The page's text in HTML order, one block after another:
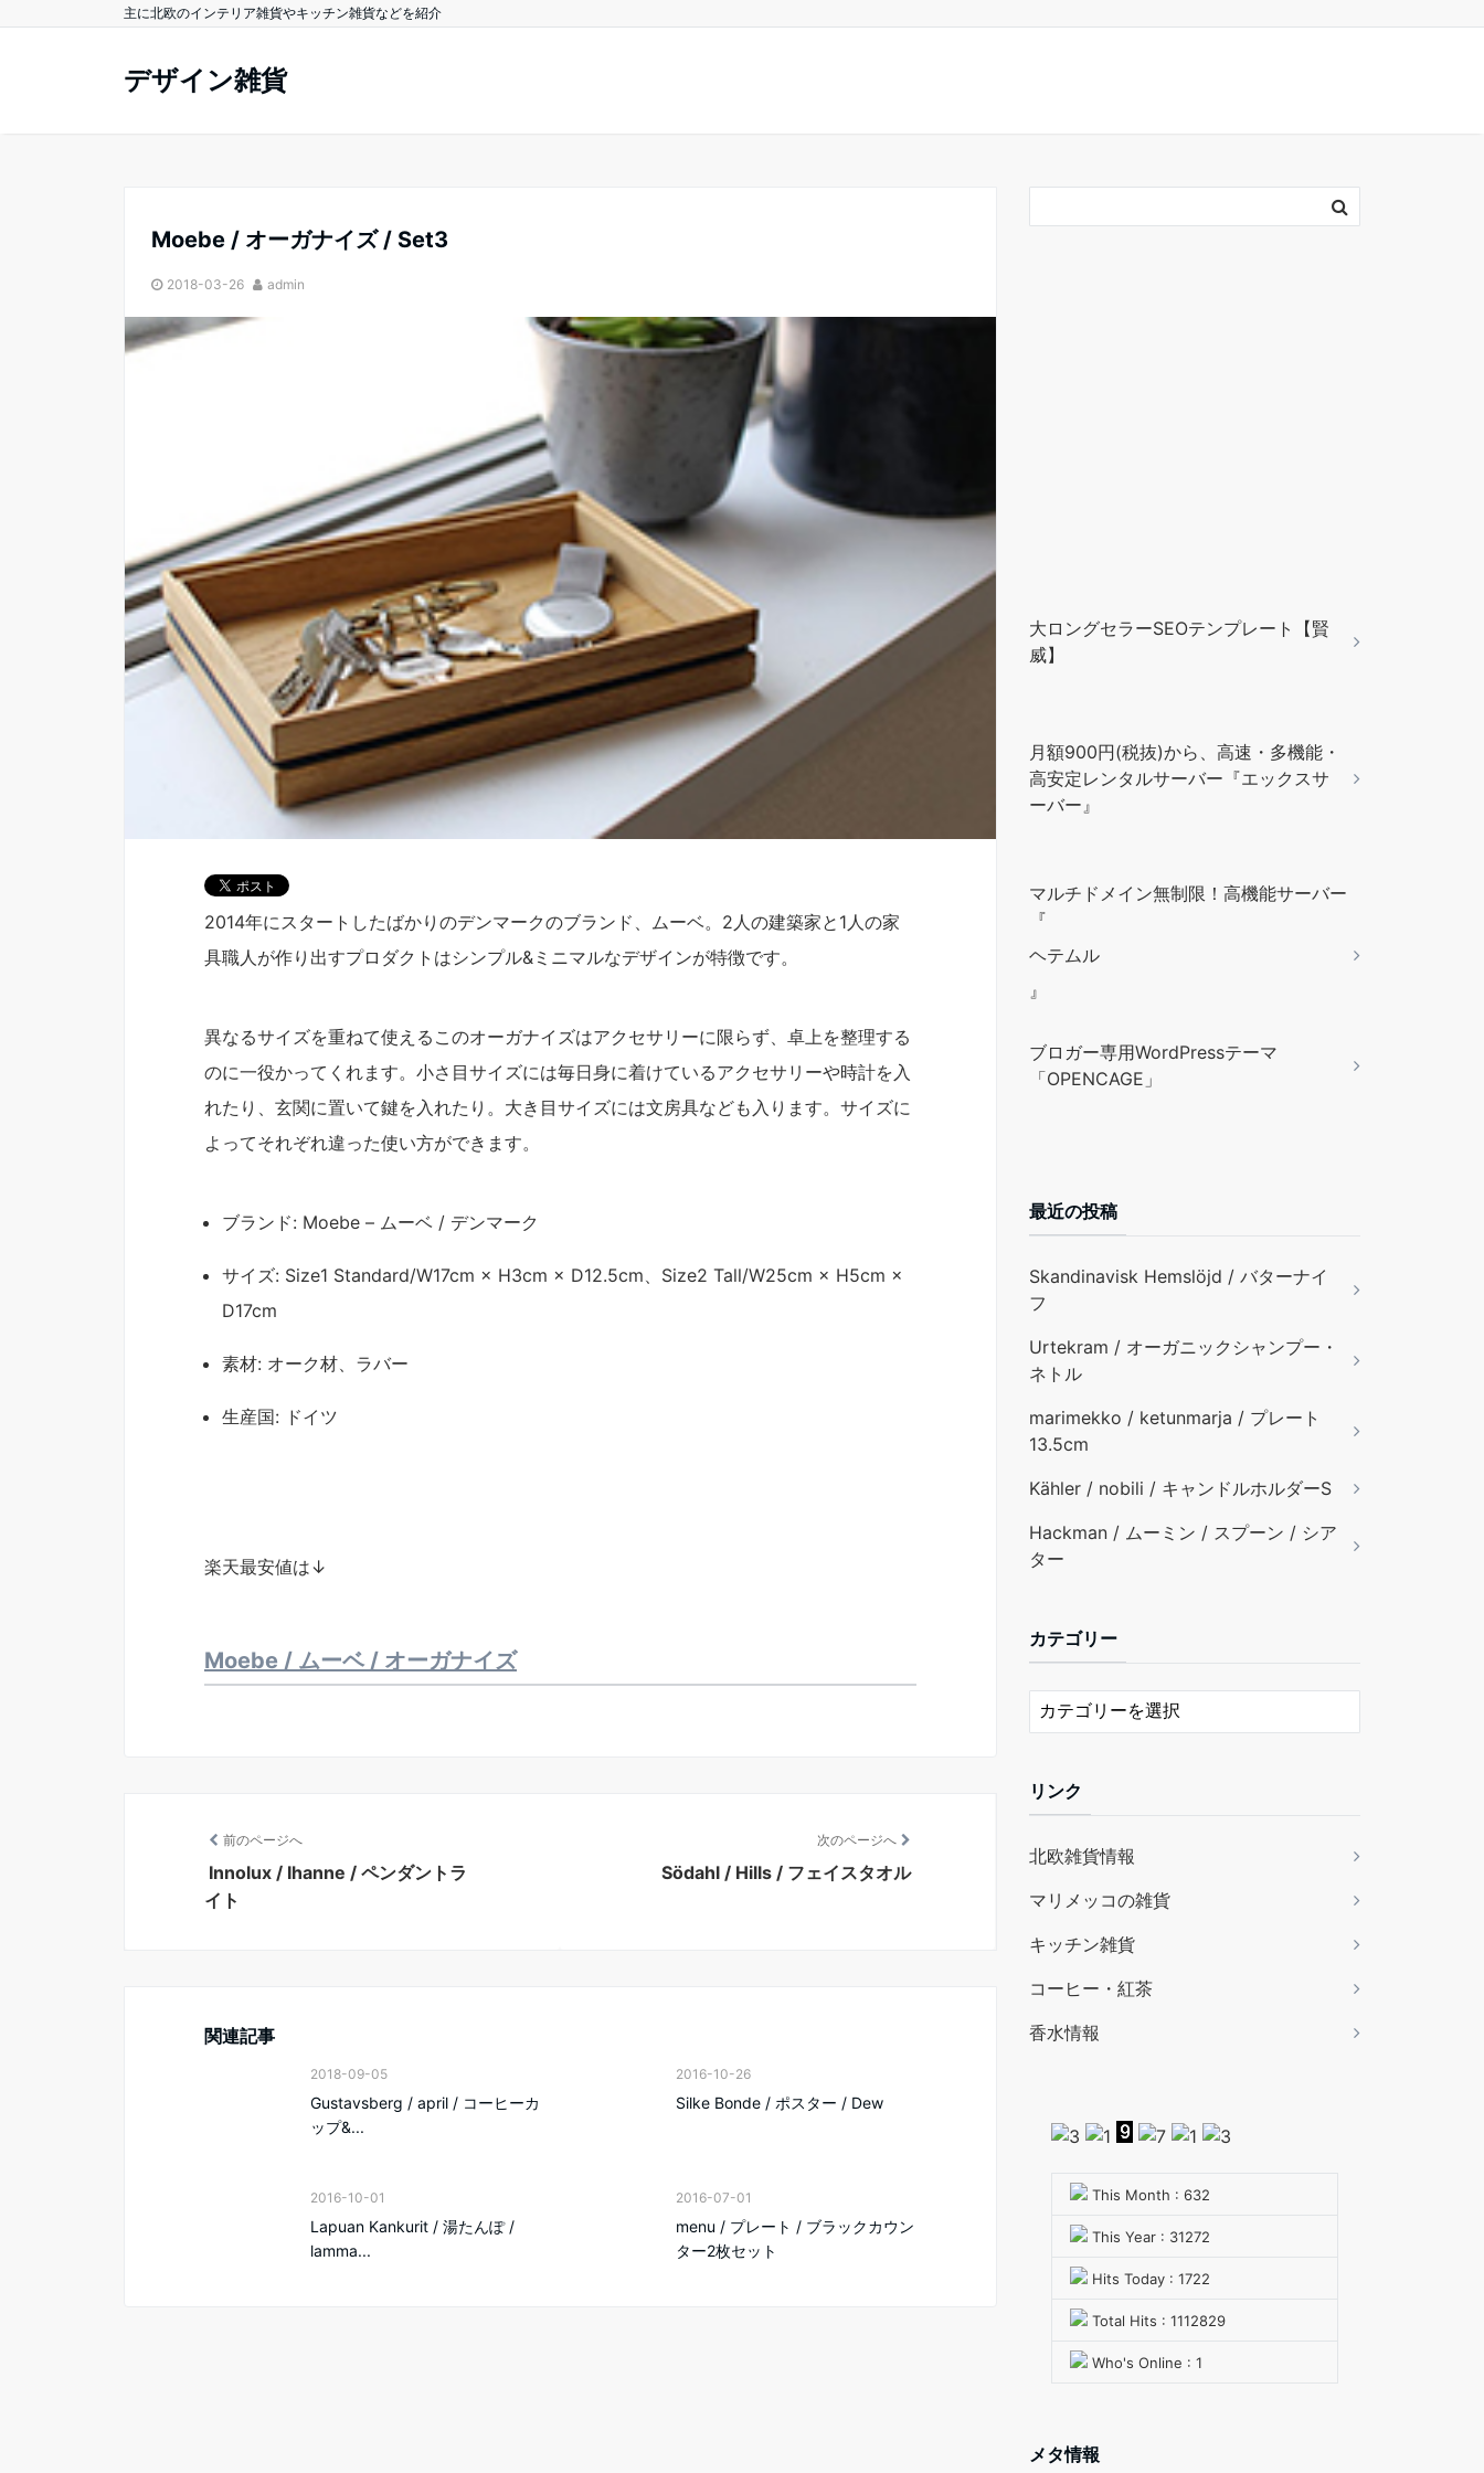
主に北欧のインテリア雑貨やキッチン雑貨などを紹介
デザイン雑貨
Moebe / オーガナイズ / Set3
2018-03-26 admin
2014年にスタートしたばかりのデンマークのブランド、ムーベ。2人の建築家と1人の家
具職人が作り出すプロダクトはシンプル&ミニマルなデザインが特徴です。
異なるサイズを重ねて使えるこのオーガナイズはアクセサリーに限らず、卓上を整理する
のに一役かってくれます。小さ目サイズには毎日身に着けているアクセサリーや時計を入
れたり、玄関に置いて鍵を入れたり。大き目サイズには文房具なども入ります。サイズに
よってそれぞれ違った使い方ができます。
ブランド: Moebe – ムーベ / デンマーク
サイズ: Size1 Standard/W17cm × H3cm × D12.5cm、Size2 Tall/W25cm × H5cm ×
D17cm
素材: オーク材、ラバー
生産国: ドイツ
楽天最安値は↓
Moebe / ムーベ / オーガナイズ
前のページへ
Innolux / Ihanne / ペンダントラ
イト
次のページへ
Södahl / Hills / フェイスタオル
関連記事
2018-09-05
Gustavsberg / april / コーヒーカ
ップ&...
2016-10-26
Silke Bonde / ポスター / Dew
2016-10-01
Lapuan Kankurit / 湯たんぽ /
lamma...
2016-07-01
menu / プレート / ブラックカウン
ター2枚セット
大ロングセラーSEOテンプレート【賢
威】
月額900円(税抜)から、高速・多機能・
高安定レンタルサーバー『エックスサ
ーバー』
マルチドメイン無制限！高機能サーバー
『
ヘテムル
』
ブロガー専用WordPressテーマ
「OPENCAGE」
最近の投稿
Skandinavisk Hemslöjd / バターナイ
フ
Urtekram / オーガニックシャンプー・
ネトル
marimekko / ketunmarja / プレート
13.5cm
Kähler / nobili / キャンドルホルダーS
Hackman / ムーミン / スプーン / シア
ター
カテゴリー
リンク
北欧雑貨情報
マリメッコの雑貨
キッチン雑貨
コーヒー・紅茶
香水情報
This Month : 632
This Year : 31272
Hits Today : 1722
Total Hits : 1112829
Who's Online : 1
メタ情報